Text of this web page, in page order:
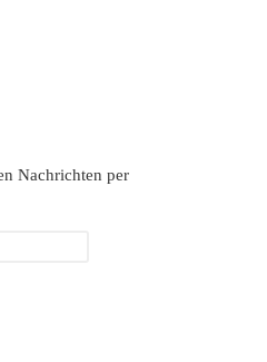
Nachrichten per